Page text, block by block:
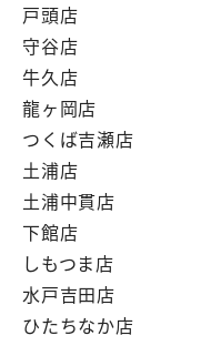
戸頭店
守谷店
牛久店
龍ヶ岡店
つくば吉瀬店
土浦店
土浦中貫店
下館店
しもつま店
水戸吉田店
ひたちなか店